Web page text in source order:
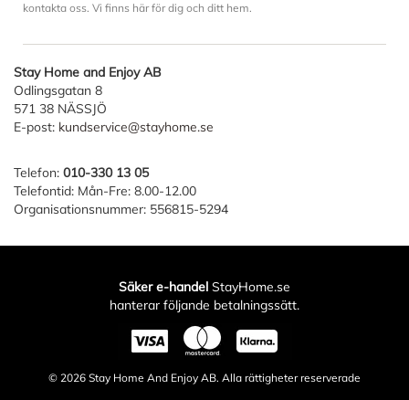
kontakta oss. Vi finns här för dig och ditt hem.
Stay Home and Enjoy AB
Odlingsgatan 8
571 38 NÄSSJÖ
E-post: kundservice@stayhome.se
Telefon: 010-330 13 05
Telefontid: Mån-Fre: 8.00-12.00
Organisationsnummer: 556815-5294
Säker e-handel StayHome.se
hanterar följande betalningssätt.
© 2026 Stay Home And Enjoy AB. Alla rättigheter reserverade